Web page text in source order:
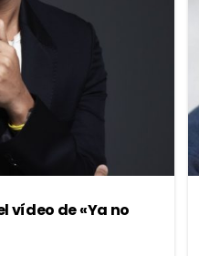
vídeo de «Ya no